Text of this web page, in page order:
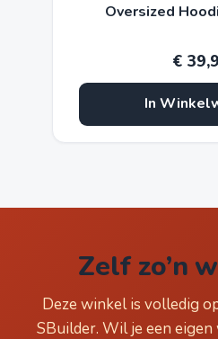
Oversized
€
In
Zelf zo’n
Deze winkel is volledig
SBuilder. Wil je een